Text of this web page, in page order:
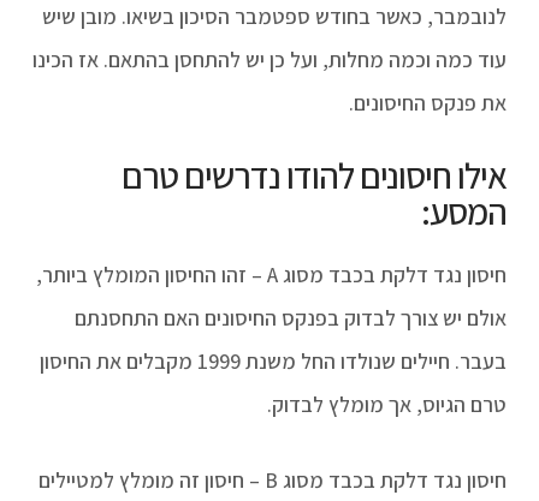
לנובמבר, כאשר בחודש ספטמבר הסיכון בשיאו. מובן שיש
עוד כמה וכמה מחלות, ועל כן יש להתחסן בהתאם. אז הכינו
את פנקס החיסונים.
אילו חיסונים להודו נדרשים טרם
המסע:
חיסון נגד דלקת בכבד מסוג A – זהו החיסון המומלץ ביותר,
אולם יש צורך לבדוק בפנקס החיסונים האם התחסנתם
בעבר. חיילים שנולדו החל משנת 1999 מקבלים את החיסון
טרם הגיוס, אך מומלץ לבדוק.
חיסון נגד דלקת בכבד מסוג B – חיסון זה מומלץ למטיילים